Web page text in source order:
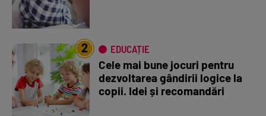
2 EDUCAȚIE
Cele mai bune jocuri pentru
dezvoltarea gândirii logice la
copii. Idei și recomandări